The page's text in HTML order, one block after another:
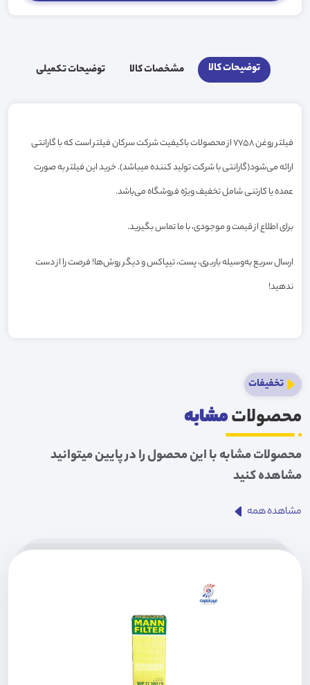
توضیحات کالا مشخصات کالا توضیحات تکمیلی
فیلتر روغن 7758 از محصولات باکیفیت شرکت سرکان فیلتر است که با گارانتی
ارائه می‌شود(گارانتی با شرکت تولید کننده میباشد). خرید این فیلتر به صورت
عمده یا کارتنی شامل تخفیف ویژه فروشگاه می‌باشد.
برای اطلاع از قیمت و موجودی، با ما تماس بگیرید.
ارسال سریع به‌وسیله باربری، پست، تیپاکس و دیگر روش‌ها! فرصت را از دست
ندهید!
تخفیفات
محصولاتمشابه
محصولات مشابه با این محصول را در پایین میتوانید
مشاهده کنید
مشاهده همه